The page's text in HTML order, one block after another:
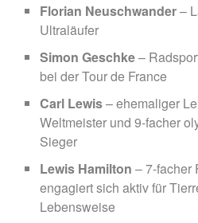
Florian Neuschwander–
Ultraläufer
Simon Geschke–
bei der Tour de France
Carl Lewis– ehemaliger
Weltmeister und 9-facher
Sieger
Lewis Hamilton – 7-facher
engagiert sich aktiv für
Lebensweise